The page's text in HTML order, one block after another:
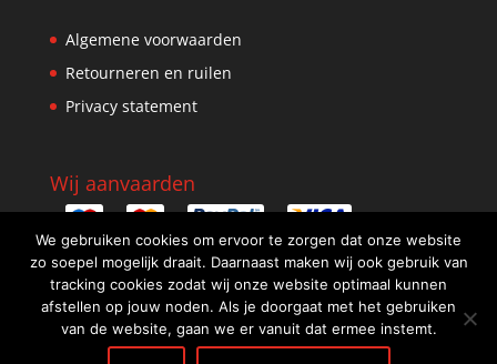
Algemene voorwaarden
Retourneren en ruilen
Privacy statement
Wij aanvaarden
We gebruiken cookies om ervoor te zorgen dat onze website
zo soepel mogelijk draait. Daarnaast maken wij ook gebruik van
tracking cookies zodat wij onze website optimaal kunnen
afstellen op jouw noden. Als je doorgaat met het gebruiken
van de website, gaan we er vanuit dat ermee instemt.